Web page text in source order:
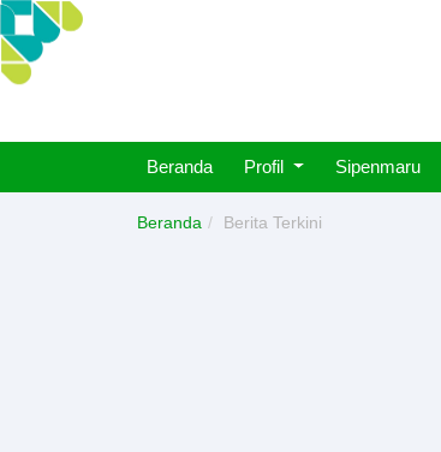
Beranda Profil Sipenmaru
Beranda Berita Terkini